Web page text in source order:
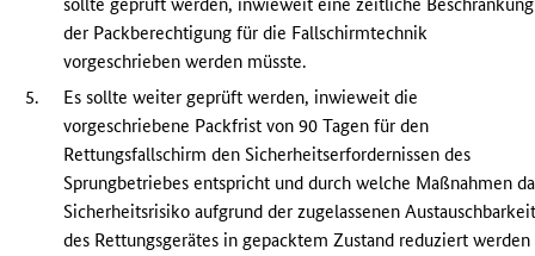
sollte geprüft werden, inwieweit eine zeitliche Beschränkung
der Packberechtigung für die Fallschirmtechnik
vorgeschrieben werden müsste.
5.
Es sollte weiter geprüft werden, inwieweit die
vorgeschriebene Packfrist von 90 Tagen für den
Rettungsfallschirm den Sicherheitserfordernissen des
Sprungbetriebes entspricht und durch welche Maßnahmen
Sicherheitsrisiko aufgrund der zugelassenen
des Rettungsgerätes in gepacktem Zustand reduziert werden